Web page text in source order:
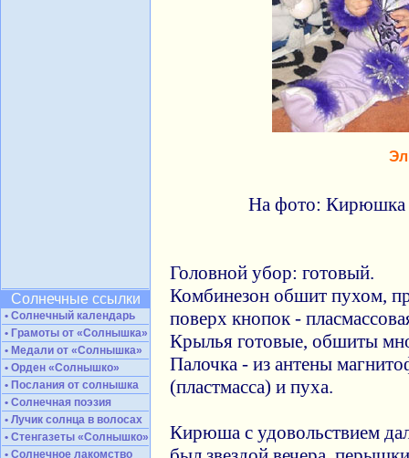
Солнечные ссылки
• Солнечный календарь
• Грамоты от «Солнышка»
• Медали от «Солнышка»
• Орден «Солнышко»
• Послания от солнышка
• Солнечная поэзия
• Лучик солнца в волосах
• Стенгазеты «Солнышко»
• Солнечное лакомство
На фото: Кирюшка
Головной убор: готовый.
Комбинезон обшит пухом,
поверх кнопок -
Крылья готовые, обшиты
Палочка - из антены
(пластмасса) и пуха.
Кирюша с удовольствием